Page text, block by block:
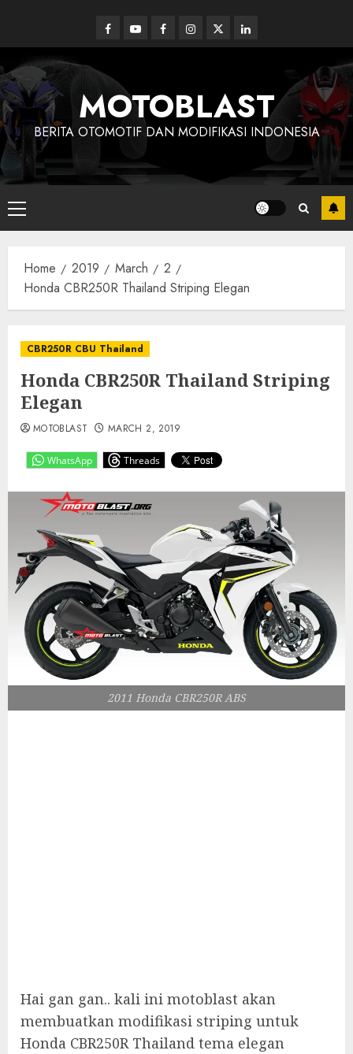
content
Facebook
YoutubeFacebookInstagram
Twitterlinkedin
MOTOBLAST
BERITA OTOMOTIF DAN MODIFIKASI INDONESIA
Primary
Menu
Home 2019 March
2
Honda CBR250R Thailand Striping Elegan
CBR250R CBU Thailand
Honda CBR250R Thailand Striping
Elegan
WhatsApp Threads
MOTOBLAST MARCH 2, 2019
2011 Honda CBR250R ABS
Hai gan gan.. kali ini motoblast akan
membuatkan modifikasi striping untuk
Honda CBR250R Thailand tema elegan